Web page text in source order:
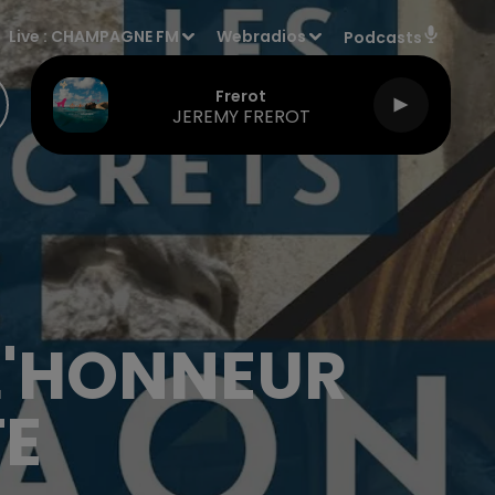
Live : CHAMPAGNE FM Webradios Podcasts
Frerot
JEREMY FREROT